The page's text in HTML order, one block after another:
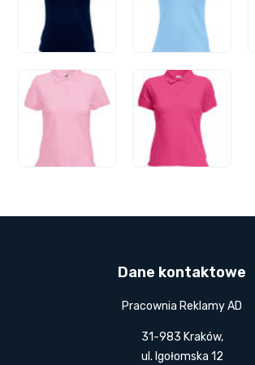
Dane kontaktowe
Pracownia Reklamy AD
31-983 Kraków,
ul. Igołomska 12